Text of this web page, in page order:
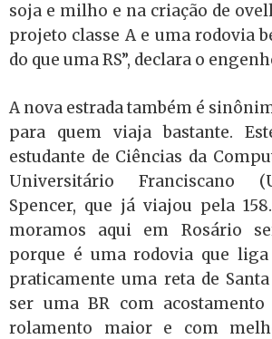
soja e milho e na criação de
projeto classe A e uma rodovia
do que uma RS”, declara o
A nova estrada também é
para quem viaja bastante.
estudante de Ciências da
Universitário Franciscano
Spencer, que já viajou pela
moramos aqui em Rosário
porque é uma rodovia que liga
praticamente uma reta de
ser uma BR com
rolamento maior e com